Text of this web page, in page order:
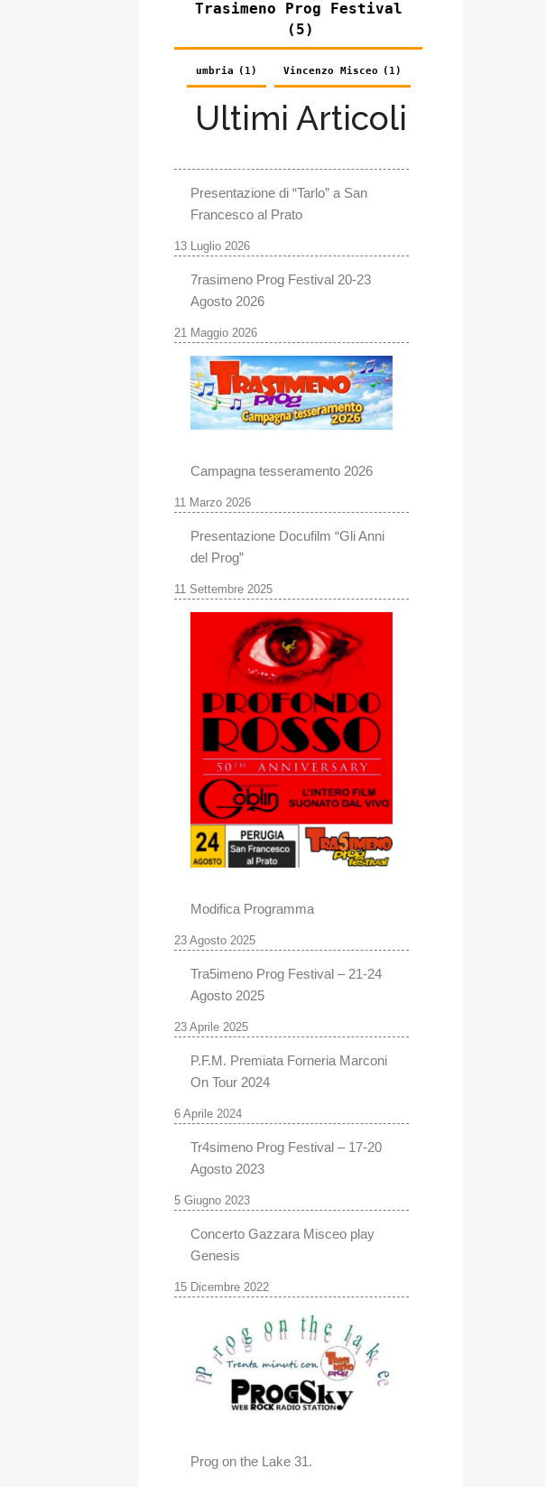
Trasimeno Prog Festival
(5)
umbria (1) Vincenzo Misceo (1)
Ultimi Articoli
Presentazione di “Tarlo” a San
Francesco al Prato
13 Luglio 2026
7rasimeno Prog Festival 20-23
Agosto 2026
21 Maggio 2026
Campagna tesseramento 2026
11 Marzo 2026
Presentazione Docufilm “Gli Anni
del Prog”
11 Settembre 2025
Modifica Programma
23 Agosto 2025
Tra5imeno Prog Festival – 21-24
Agosto 2025
23 Aprile 2025
P.F.M. Premiata Forneria Marconi
On Tour 2024
6 Aprile 2024
Tr4simeno Prog Festival – 17-20
Agosto 2023
5 Giugno 2023
Concerto Gazzara Misceo play
Genesis
15 Dicembre 2022
Prog on the Lake 31.